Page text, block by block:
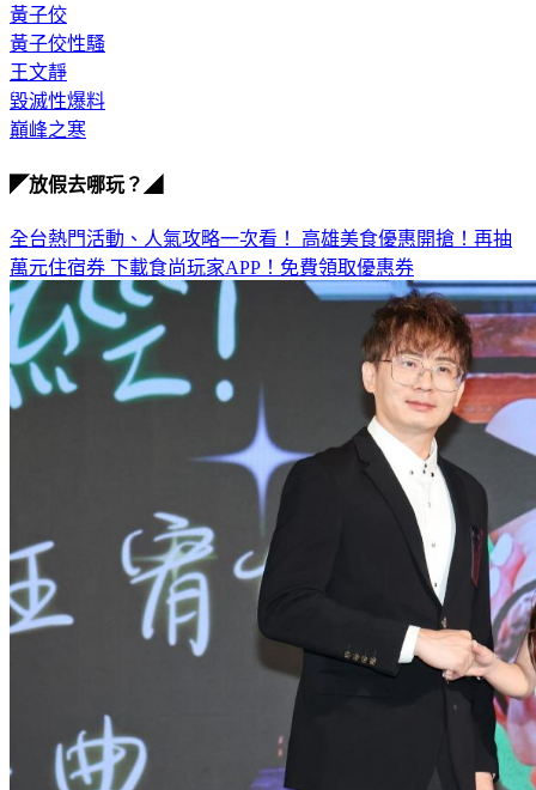
臉書
黃子佼
黃子佼性騷
王文靜
毀滅性爆料
全台熱門活動、人氣攻略一次看！高雄美食優惠開搶！再抽
萬元住宿券
下載食尚玩家APP！免費領取優惠券